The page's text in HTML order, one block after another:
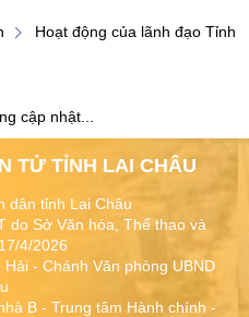
Hoạt động của lãnh đạo Tỉnh
cập nhật...
TỬ TỈNH LAI CHÂU
dân tỉnh Lai Châu
do Sở Văn hóa, Thể thao và
4/2026
Hải - Chánh Văn phòng UBND
B - Trung tâm Hành chính -